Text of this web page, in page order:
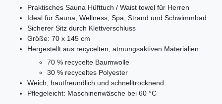
Praktisches Sauna Hüfttuch / Waist towel für Herren
Ideal für Sauna, Wellness, Spa, Strand und Schwimmbad
Sicherer Sitz durch Klettverschluss
Größe: 70 x 145 cm
Hergestellt aus recycelten, atmungsaktiven Materialien:
70 % recycelte Baumwolle
30 % recyceltes Polyester
Weich, hautfreundlich und schnelltrocknend
Pflegeleicht: Maschinenwäsche bei 60 °C